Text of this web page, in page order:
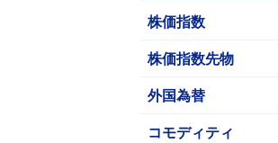
株価指数
株価指数先物
外国為替
コモディティ